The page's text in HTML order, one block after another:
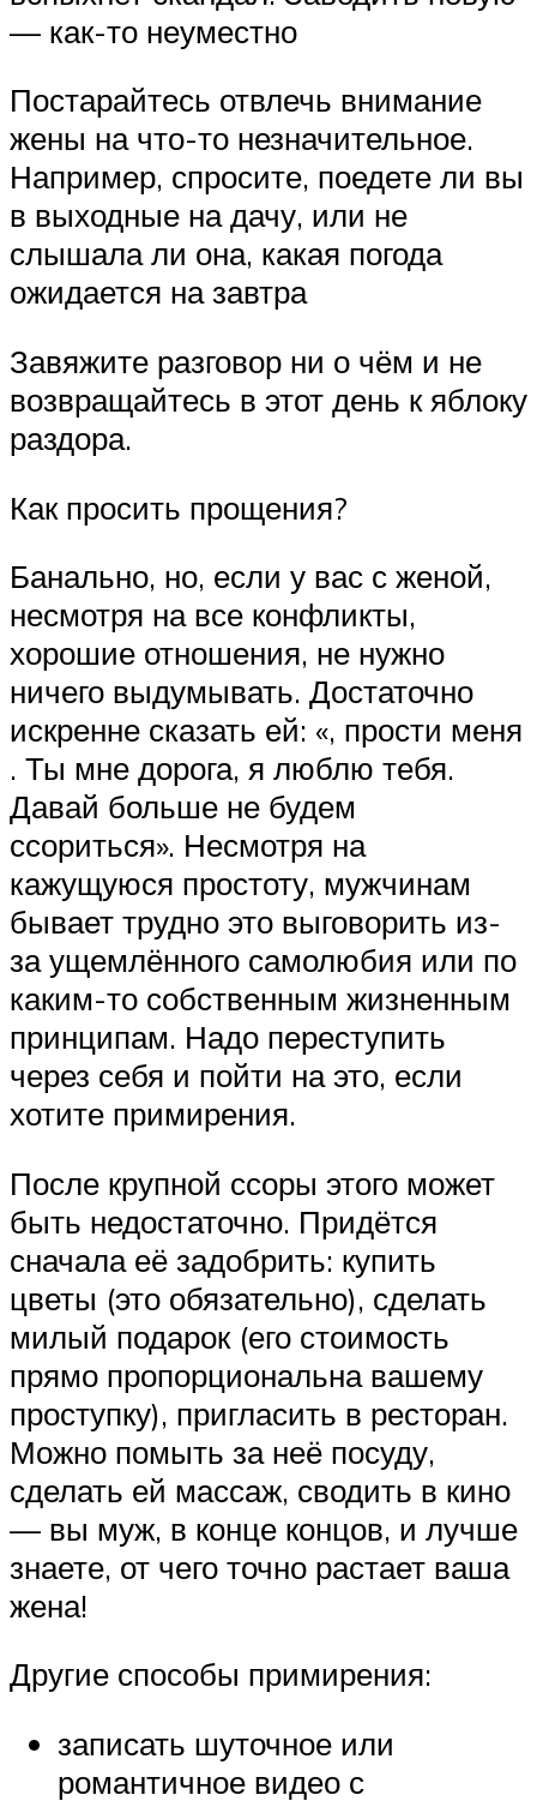
— как-то неуместно
Постарайтесь отвлечь внимание
жены на что-то незначительное.
Например, спросите, поедете ли вы
в выходные на дачу, или не
слышала ли она, какая погода
ожидается на завтра
Завяжите разговор ни о чём и не
возвращайтесь в этот день к яблоку
раздора.
Как просить прощения?
Банально, но, если у вас с женой,
несмотря на все конфликты,
хорошие отношения, не нужно
ничего выдумывать. Достаточно
искренне сказать ей: «, прости меня
. Ты мне дорога, я люблю тебя.
Давай больше не будем
ссориться». Несмотря на
кажущуюся простоту, мужчинам
бывает трудно это выговорить из-
за ущемлённого самолюбия или по
каким-то собственным жизненным
принципам. Надо переступить
через себя и пойти на это, если
хотите примирения.
После крупной ссоры этого может
быть недостаточно. Придётся
сначала её задобрить: купить
цветы (это обязательно), сделать
милый подарок (его стоимость
прямо пропорциональна вашему
проступку), пригласить в ресторан.
Можно помыть за неё посуду,
сделать ей массаж, сводить в кино
— вы муж, в конце концов, и лучше
знаете, от чего точно растает ваша
жена!
Другие способы примирения:
записать шуточное или
романтичное видео с